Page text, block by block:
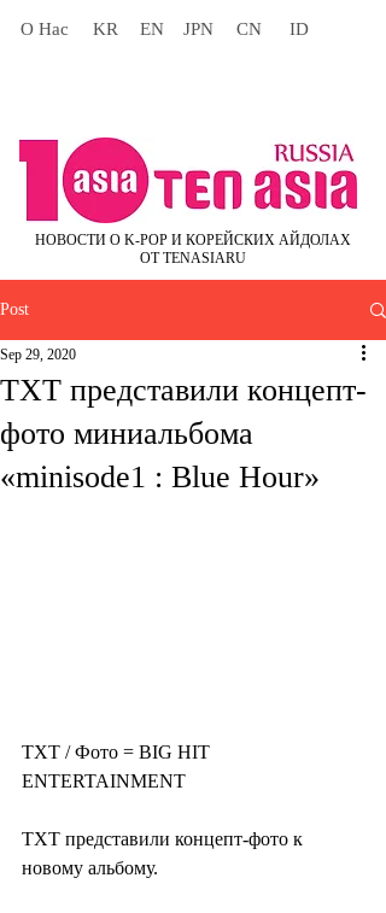
О Нас KR EN JPN CN ID
НОВОСТИ О K-POP И КОРЕЙСКИХ АЙДОЛАХ
ОТ TENASIARU
Post
TXT представили концепт-
фото миниальбома
«minisode1 : Blue Hour»
Sep 29, 2020
TXT / Фото = BIG HIT
ENTERTAINMENT
TXT представили концепт-фото к
новому альбому.